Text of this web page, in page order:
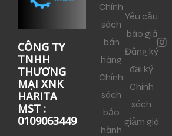
CÔNG TY
TNHH
THƯƠNG
MẠI XNK
HARITA
MST :
0109063449
Chính
sách
bán
hàng
Chính
sách
bảo
hành
Yêu cầu
báo giá
Đăng ký
đại ký
Chính
sách
giảm giá